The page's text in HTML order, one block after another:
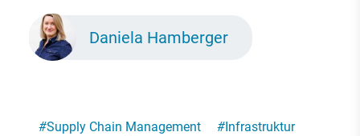
Daniela Hamberger
#Supply Chain Management # Infrastruktur